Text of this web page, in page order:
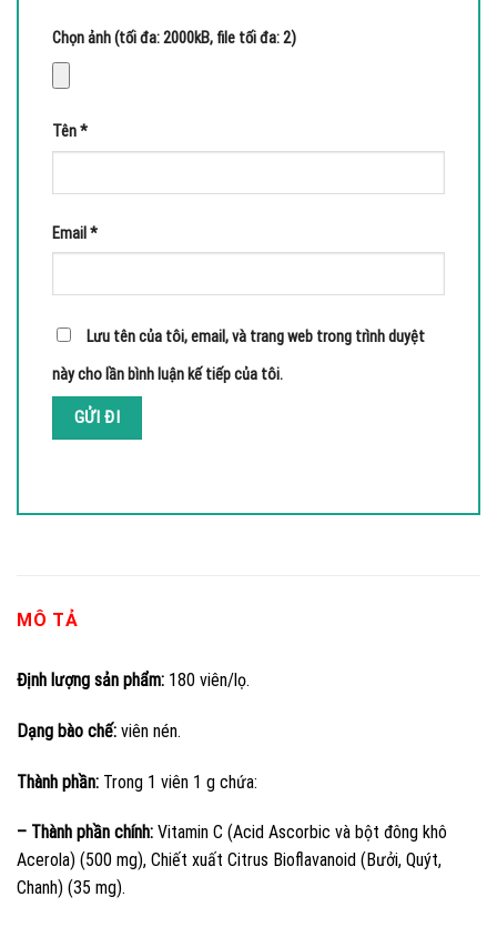
MÔ TẢ
Định lượng sản phẩm: 180 viên/lọ.
Dạng bào chế: viên nén.
Thành phần: Trong 1 viên 1 g chứa:
– Thành phần chính: Vitamin C (Acid Ascorbic và bột đông khô
Acerola) (500 mg), Chiết xuất Citrus Bioflavanoid (Bưởi, Quýt,
Chanh) (35 mg).
Chọn ảnh (tối đa: 2000kB, file tối đa: 2)
Tên*
Email *
Lưu tên của tôi, email, và trang web trong trình duyệt
này cho lần bình luận kế tiếp của tôi.